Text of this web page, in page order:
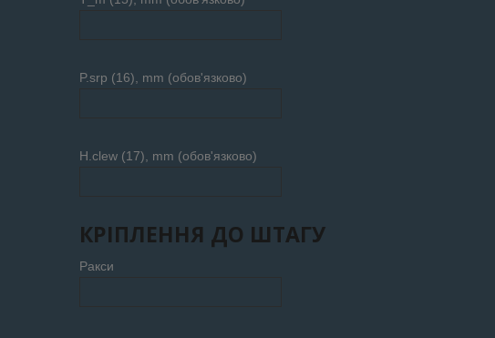
P.srp (16), mm (обов'язково)
H.clew (17), mm (обов'язково)
КРІПЛЕННЯ ДО ШТАГУ
Ракси